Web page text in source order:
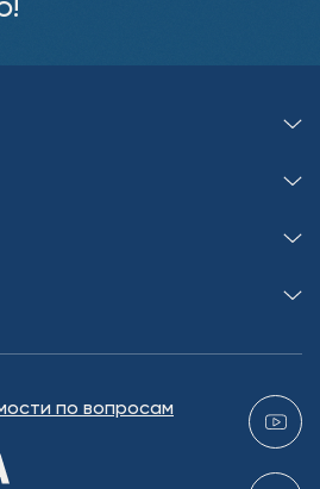
по вопросам